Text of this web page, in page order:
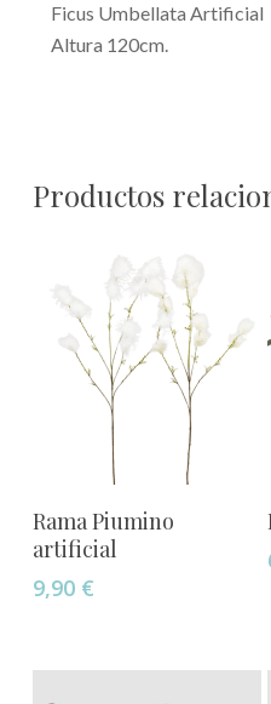
Ficus Umbellata Artificial
Altura 120cm.
Productos
Añadir Al Carrito
Rama Piumino
artificial
9,90 €